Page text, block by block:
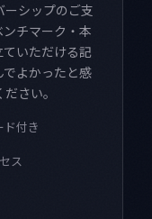
ーシップのご支
チマーク・本
いただける記
よかったと感
さい。
付き
ス